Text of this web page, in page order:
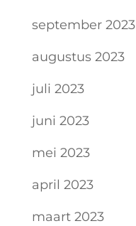
september 2023
augustus 2023
juli 2023
juni 2023
mei 2023
april 2023
maart 2023